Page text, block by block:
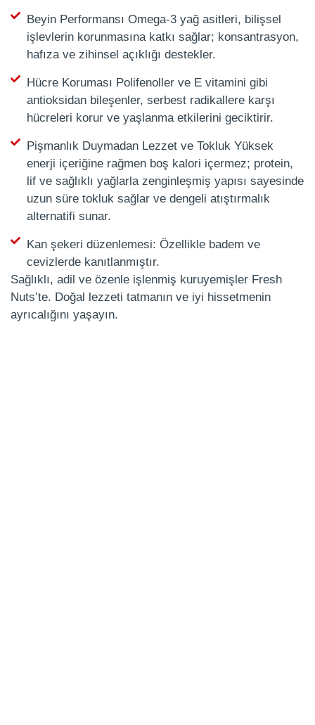
Beyin Performansı Omega-3 yağ asitleri, bilişsel
işlevlerin korunmasına katkı sağlar; konsantrasyon,
hafıza ve zihinsel açıklığı destekler.
Hücre Koruması Polifenoller ve E vitamini gibi
antioksidan bileşenler, serbest radikallere karşı
hücreleri korur ve yaşlanma etkilerini geciktirir.
Pişmanlık Duymadan Lezzet ve Tokluk Yüksek
enerji içeriğine rağmen boş kalori içermez; protein,
lif ve sağlıklı yağlarla zenginleşmiş yapısı sayesinde
uzun süre tokluk sağlar ve dengeli atıştırmalık
alternatifi sunar.
Kan şekeri düzenlemesi: Özellikle badem ve
cevizlerde kanıtlanmıştır.
Sağlıklı, adil ve özenle işlenmiş kuruyemişler Fresh
Nuts’te. Doğal lezzeti tatmanın ve iyi hissetmenin
ayrıcalığını yaşayın.